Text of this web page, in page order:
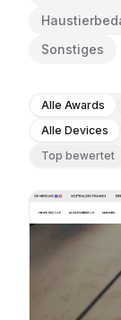
Sonstiges
Alle Awards
Alle Devices
Top bewertet